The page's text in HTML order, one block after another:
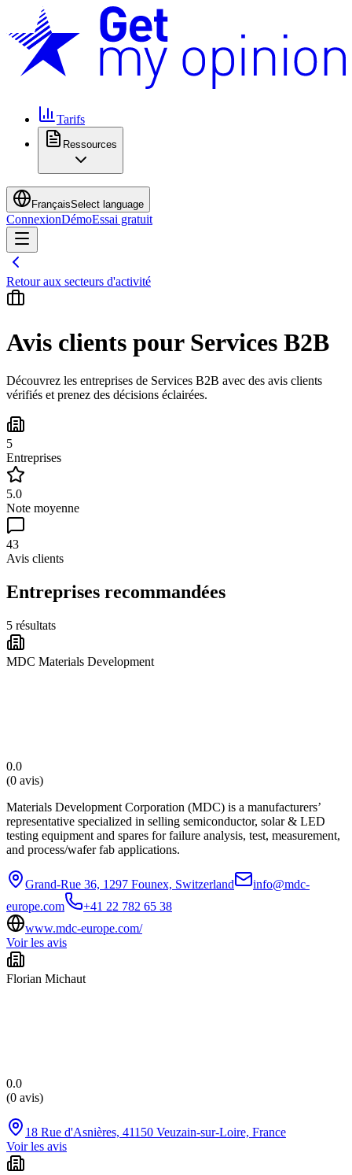
Tarifs
Ressources
FrançaisSelect language
ConnexionDémoEssai gratuit
Retour aux secteurs d'activité
Avis clients pour Services B2B
Découvrez les entreprises de Services B2B avec des avis clients
vérifiés et prenez des décisions éclairées.
5
Entreprises
5.0
Note moyenne
43
Avis clients
Entreprises recommandées
5 résultats
MDC Materials Development
0.0
(0 avis)
Materials Development Corporation (MDC) is a manufacturers’
representative specialized in selling semiconductor, solar & LED
testing equipment and spares for failure analysis, test, measurement,
and process/wafer fab applications.
Grand-Rue 36, 1297 Founex, Switzerland
info@mdc-
europe.com
+41 22 782 65 38
www.mdc-europe.com/
Voir les avis
Florian Michaut
0.0
(0 avis)
18 Rue d'Asnières, 41150 Veuzain-sur-Loire, France
Voir les avis